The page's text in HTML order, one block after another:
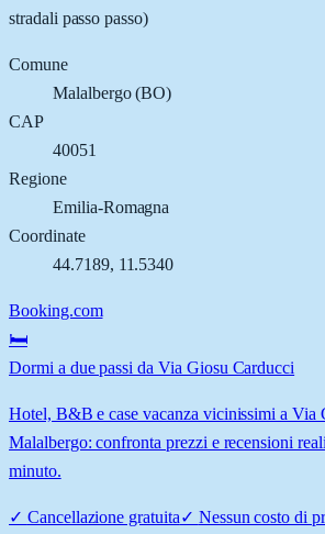
stradali passo passo)
Comune
Malalbergo(BO)
CAP
40051
Regione
Emilia-Romagna
Coordinate
44.7189, 11.5340
Booking.com
🛏️
Dormi a due passi da Via Giosu Carducci
Hotel, B&B e case vacanza vicinissimi a Via
Malalbergo: confronta prezzi e recensioni
minuto.
✓ Cancellazione gratuita✓ Nessun costo di